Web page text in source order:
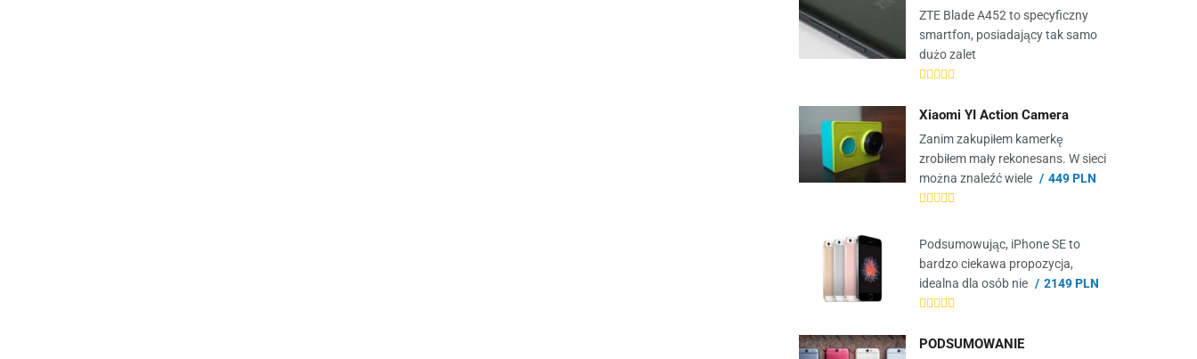
ZTE Blade A452 to specyficzny
smartfon, posiadający tak samo
dużo zalet
Xiaomi YI Action Camera
Zanim zakupiłem kamerkę
zrobiłem mały rekonesans. W sieci
można znaleźć wiele
449 PLN
Podsumowując, iPhone SE to
bardzo ciekawa propozycja,
idealna dla osób nie
2149 PLN
PODSUMOWANIE